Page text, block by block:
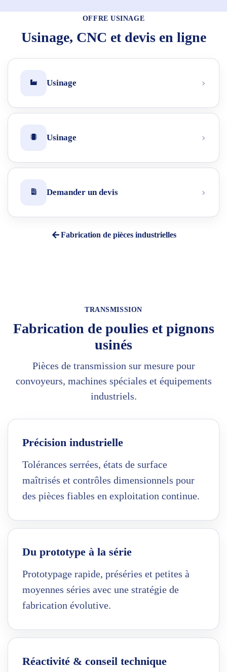
OFFRE USINAGE
Usinage, CNC et devis en ligne
Usinage
Usinage
Demander un devis
Fabrication de pièces industrielles
TRANSMISSION
Fabrication de poulies et pignons
usinés
Pièces de transmission sur mesure pour
convoyeurs, machines spéciales et équipements
industriels.
Précision industrielle
Tolérances serrées, états de surface
maîtrisés et contrôles dimensionnels pour
des pièces fiables en exploitation continue.
Du prototype à la série
Prototypage rapide, préséries et petites à
moyennes séries avec une stratégie de
fabrication évolutive.
Réactivité & conseil technique